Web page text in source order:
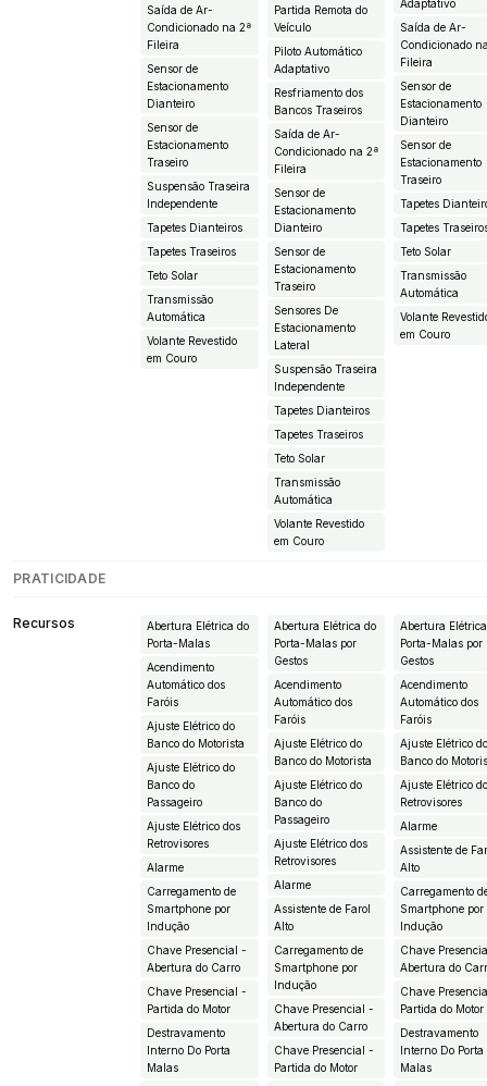
Saída de Ar-
Condicionado na 2ª
Fileira
Sensor de
Estacionamento
Dianteiro
Sensor de
Estacionamento
Traseiro
Suspensão Traseira
Independente
Tapetes Dianteiros
Tapetes Traseiros
Teto Solar
Transmissão
Automática
Volante Revestido
em Couro
Partida Remota do
Veículo
Piloto Automático
Adaptativo
Resfriamento dos
Bancos Traseiros
Saída de Ar-
Condicionado na 2ª
Fileira
Sensor de
Estacionamento
Dianteiro
Sensor de
Estacionamento
Traseiro
Sensores De
Estacionamento
Lateral
Suspensão Traseira
Independente
Tapetes Dianteiros
Tapetes Traseiros
Teto Solar
Transmissão
Automática
Volante Revestido
em Couro
Adaptativo
Saída de Ar-
Condicionado
Fileira
Sensor de
Estacionamento
Dianteiro
Sensor de
Estacionamento
Traseiro
Tapetes
Tapetes
Teto Solar
Transmissão
Automática
Volante
em Couro
PRATICIDADE
Recursos
Abertura Elétrica do
Porta-Malas
Acendimento
Automático dos
Faróis
Ajuste Elétrico do
Banco do Motorista
Ajuste Elétrico do
Banco do
Passageiro
Ajuste Elétrico dos
Retrovisores
Alarme
Carregamento de
Smartphone por
Indução
Chave Presencial -
Abertura do Carro
Chave Presencial -
Partida do Motor
Destravamento
Interno Do Porta
Malas
Abertura Elétrica do
Porta-Malas por
Gestos
Acendimento
Automático dos
Faróis
Ajuste Elétrico do
Banco do Motorista
Ajuste Elétrico do
Banco do
Passageiro
Ajuste Elétrico dos
Retrovisores
Alarme
Assistente de Farol
Alto
Carregamento de
Smartphone por
Indução
Chave Presencial -
Abertura do Carro
Chave Presencial -
Partida do Motor
Abertura
Porta-Malas por
Gestos
Acendimento
Automático dos
Faróis
Ajuste Elétrico
Banco do
Ajuste Elétrico
Retrovisores
Alarme
Assistente de
Alto
Carregamento
Smartphone por
Indução
Chave
Abertura do
Chave
Partida do Motor
Destravamento
Interno Do Porta
Malas